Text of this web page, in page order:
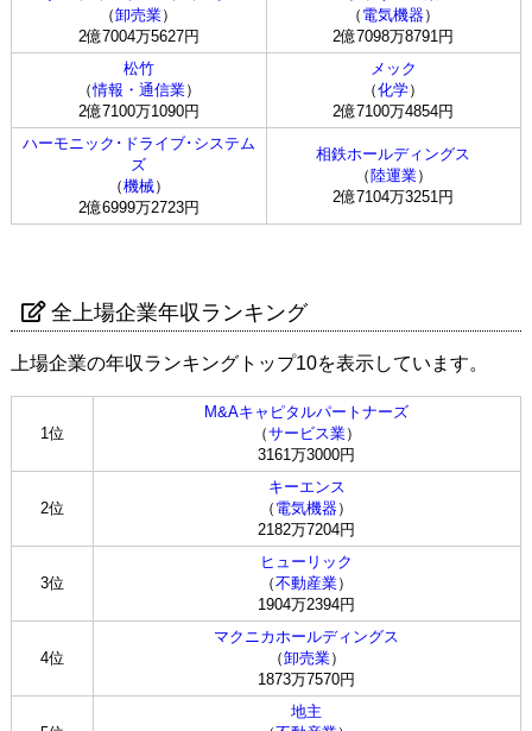
（卸売業）
2億7004万5627円
（ 電気機器）
2億7098万8791円
松竹
（情報・通信業）
2億7100万1090円
メック
（化学）
2億7100万4854円
ハーモニック･ドライブ･システム
ズ
（機械）
2億6999万2723円
相鉄ホールディングス
（ 陸運業）
2億7104万3251円
全上場企業年収ランキング
上場企業の年収ランキングトップ10を表示しています。
1位
M&Aキャピタルパートナーズ
（サービス業）
3161万3000円
2位
キーエンス
（ 電気機器）
2182万7204円
3位
ヒューリック
（不動産業）
1904万2394円
4位
マクニカホールディングス
（卸売業）
1873万7570円
地主